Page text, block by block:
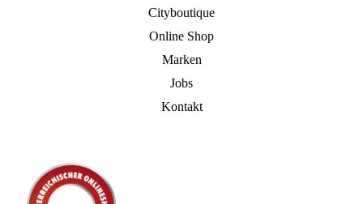
Cityboutique
Online Shop
Marken
Jobs
Kontakt